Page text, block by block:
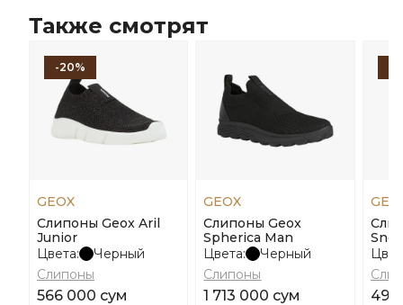
Также смотрят
-20%
GEOX
Слипоны Geox Aril
Junior
Цвета:
Черный
Слипоны
566 000 сум
GEOX
Слипоны Geox
Spherica Man
Цвета:
Черный
Слипоны
1 713 000 сум 494